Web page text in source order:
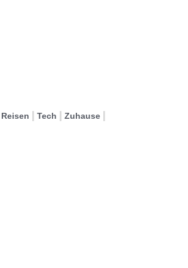
Reisen Tech Zuhause